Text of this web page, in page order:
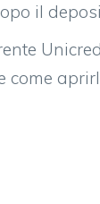
il
come